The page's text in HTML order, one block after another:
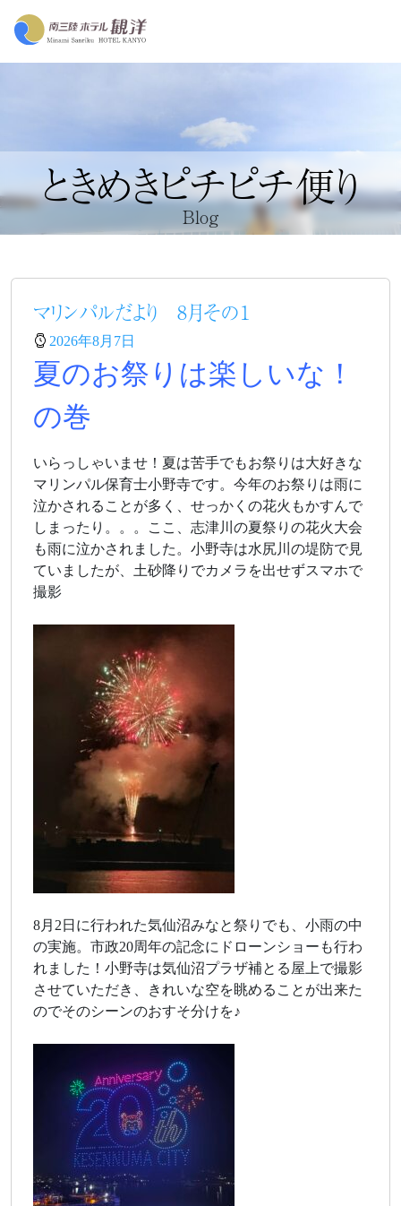
ときめきピチピチ便り
Blog
マリンパルだより 8月その１
2026年8月7日
夏のお祭りは楽しいな！
の巻
いらっしゃいませ！夏は苦手でもお祭りは大好きな
マリンパル保育士小野寺です。今年のお祭りは雨に
泣かされることが多く、せっかくの花火もかすんで
しまったり。。。ここ、志津川の夏祭りの花火大会
も雨に泣かされました。小野寺は水尻川の堤防で見
ていましたが、土砂降りでカメラを出せずスマホで
撮影
8月2日に行われた気仙沼みなと祭りでも、小雨の中
の実施。市政20周年の記念にドローンショーも行わ
れました！小野寺は気仙沼プラザ補とる屋上で撮影
させていただき、きれいな空を眺めることが出来た
のでそのシーンのおすそ分けを♪